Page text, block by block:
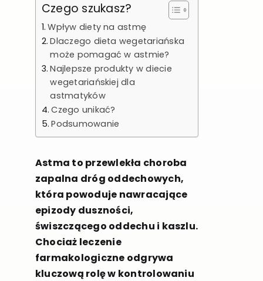
Czego szukasz?
Wpływ diety na astmę
Dlaczego dieta wegetariańska
może pomagać w astmie?
Najlepsze produkty w diecie
wegetariańskiej dla
astmatyków
Czego unikać?
Podsumowanie
Astma to przewlekła choroba
zapalna dróg oddechowych,
która powoduje nawracające
epizody duszności,
świszczącego oddechu i kaszlu.
Chociaż leczenie
farmakologiczne odgrywa
kluczową rolę w kontrolowaniu